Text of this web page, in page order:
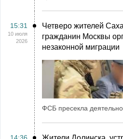
15:31
10 июля
2026
Четверо жителей
гражданин Москвы
незаконной миграции
ФСБ пресекла